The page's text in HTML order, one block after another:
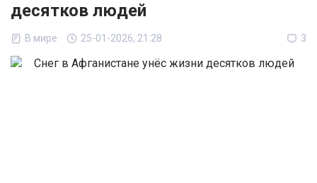
десятков людей
В мире 25-01-2026, 21:28 3